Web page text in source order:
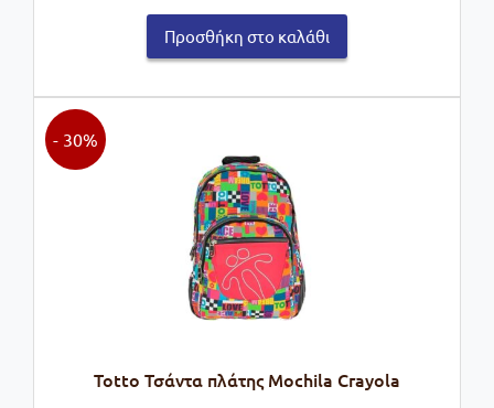
was:
€17,00.
τιμή
είναι:
€13,60.
Προσθήκη στο καλάθι
Totto Τσάντα πλάτης Mochila Crayola
- 30%